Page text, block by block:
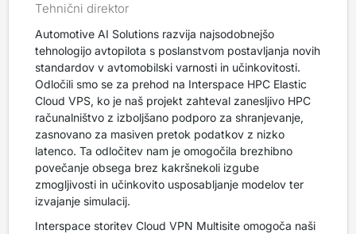
Tehnični direktor
Automotive AI Solutions razvija najsodobnejšo
tehnologijo avtopilota s poslanstvom postavljanja novih
standardov v avtomobilski varnosti in učinkovitosti.
Odločili smo se za prehod na Interspace HPC Elastic
Cloud VPS, ko je naš projekt zahteval zanesljivo HPC
računalništvo z izboljšano podporo za shranjevanje,
zasnovano za masiven pretok podatkov z nizko
latenco. Ta odločitev nam je omogočila brezhibno
povečanje obsega brez kakršnekoli izgube
zmogljivosti in učinkovito usposabljanje modelov ter
izvajanje simulacij.
Interspace storitev Cloud VPN Multisite omogoča naši